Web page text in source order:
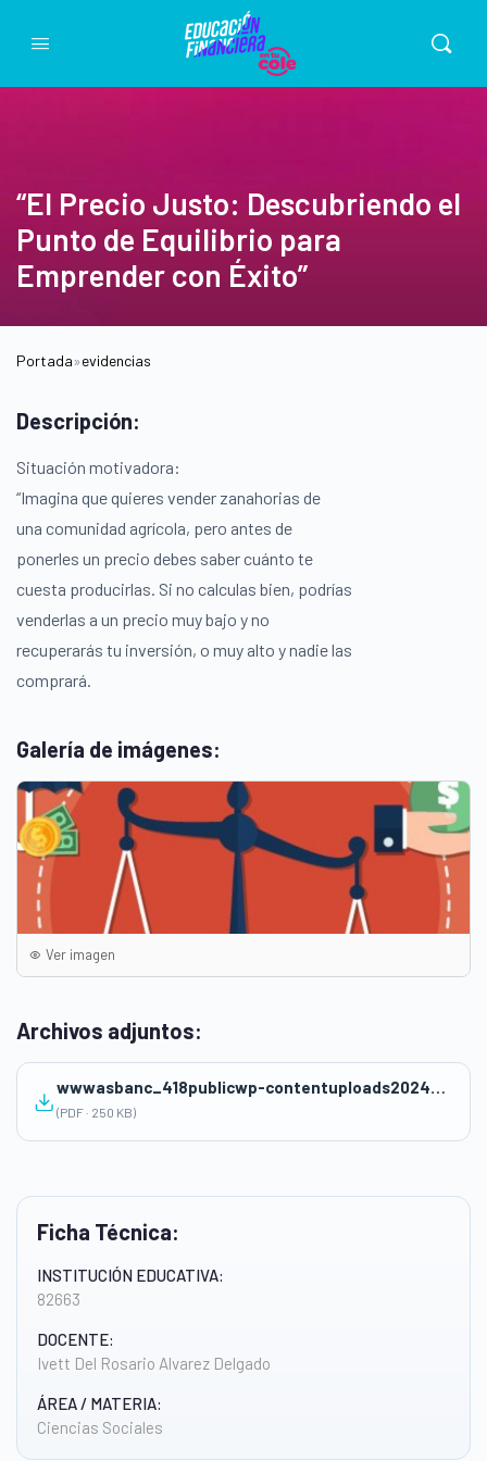
“El Precio Justo: Descubriendo el
Punto de Equilibrio para
Emprender con Éxito”
Portada»evidencias
Ficha Técnica:
INSTITUCIÓN EDUCATIVA:
82663
DOCENTE:
Ivett Del Rosario Alvarez Delgado
ÁREA / MATERIA:
Ciencias Sociales
Descripción:
Situación motivadora:
“Imagina que quieres vender zanahorias de
una comunidad agrícola, pero antes de
ponerles un precio debes saber cuánto te
cuesta producirlas. Si no calculas bien, podrías
venderlas a un precio muy bajo y no
recuperarás tu inversión, o muy alto y nadie las
comprará.
Galería de imágenes:
Ver imagen
Archivos adjuntos:
wwwasbanc_418publicwp-contentuploads202409SESION-DE-APRENDIZAJE_PUNTO-DE-EQUILIBRIO-IVETT.pdf
(PDF · 250 KB)